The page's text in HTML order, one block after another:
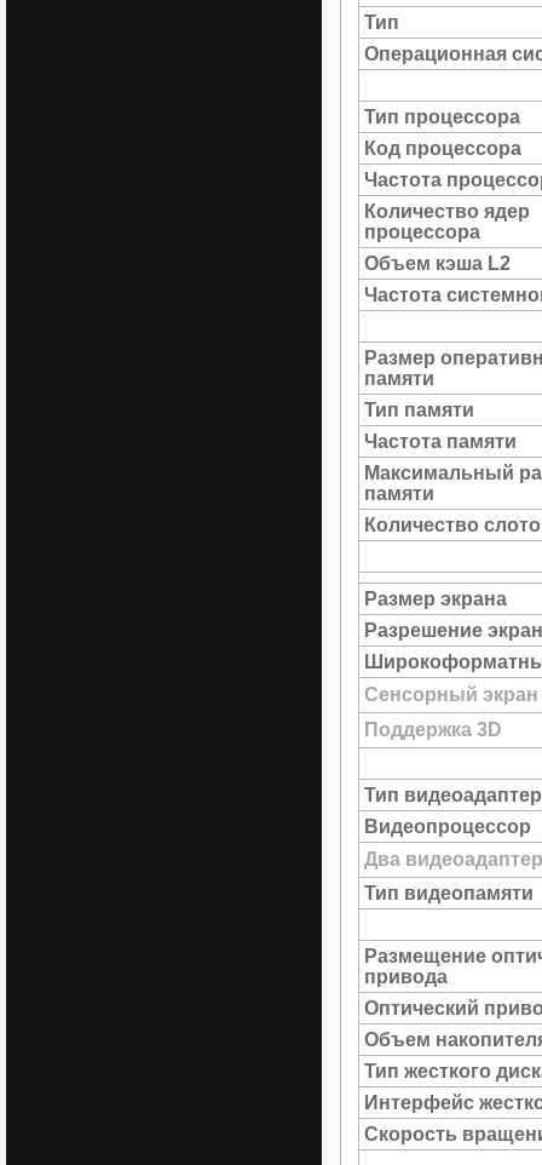
Тип
Операционная
Тип процессора
Код процессора
Частота
Количество ядер
процессора
Объем кэша L2
Частота
Размер
памяти
Тип памяти
Частота памяти
Максимальный
памяти
Количество
Размер экрана
Разрешение
Сенсорный экран
Поддержка 3D
Тип
Видеопроцессор
Два
Тип видеопамяти
Размещение
привода
Оптический
Объем
Тип жесткого
Интерфейс
Скорость